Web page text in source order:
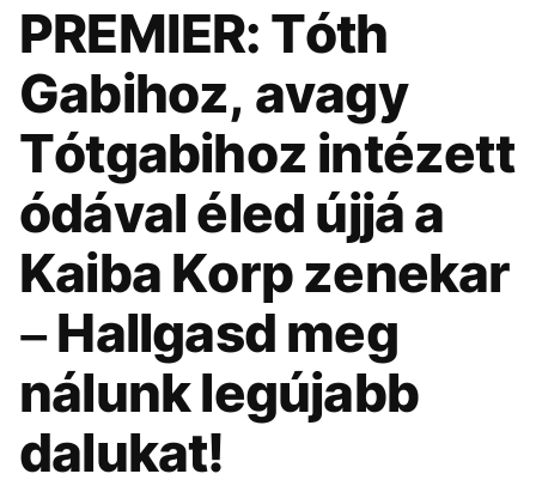
ZENE DIVAT
KULTÚRA ENTR
FILM + SOROZAT TECH-TUDOMÁNY
SPORT TÁRSADALOM
KÖZÉLET UTAZÁS
ÉLETMÓD DESIGN
BESZÉLGETÉSEK ARCOK
VIDEÓ TÖRTÉNETEK
GASZTRO
DUNA KONCERT
MADONNA FIDESZ
CHRISTOPHER
NOLAN
TIKTOK
HŐSÉG SEBESTYÉN BALÁZS
PREMIER: Tóth
Gabihoz, avagy
Tótgabihoz intézett
ódával éled újjá a
Kaiba Korp zenekar
– Hallgasd meg
nálunk legújabb
dalukat!